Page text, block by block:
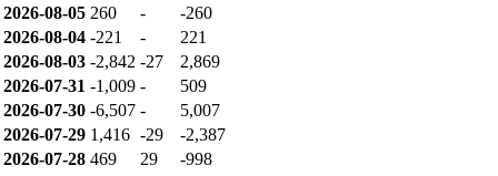
2026-08-05 260 -
-260
2026-08-04 -221 -
221
2026-08-03 -2,842 -27
2,869
2026-07-31 -1,009 -
509
2026-07-30 -6,507 -
5,007
2026-07-29 1,416 -29
-2,387
2026-07-28 469 29
-998